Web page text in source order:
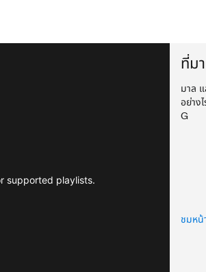
supported playlists.
ที่ม
มาล
อย่าง
G
ชมหน้